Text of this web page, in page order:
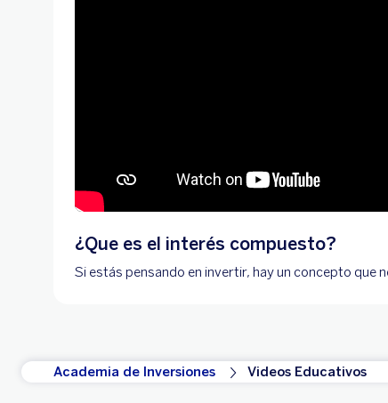
¿Que es el interés compuesto?
Si estás pensando en invertir, hay un concepto que
Academia de Inversiones Videos Educativos